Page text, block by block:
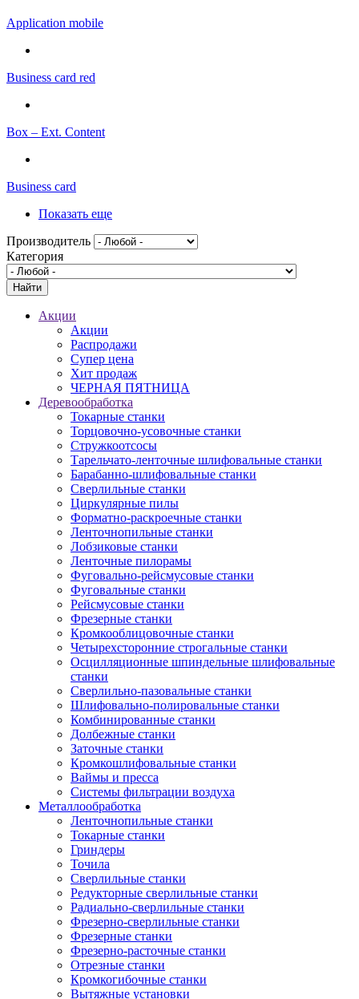
Application mobile
Business card red
Box – Ext. Content
Business card
Показать еще
Производитель
Категория
Акции
Акции
Распродажи
Супер цена
Хит продаж
ЧЕРНАЯ ПЯТНИЦА
Деревообработка
Токарные станки
Торцовочно-усовочные станки
Стружкоотсосы
Тарельчато-ленточные шлифовальные станки
Барабанно-шлифовальные станки
Сверлильные станки
Циркулярные пилы
Форматно-раскроечные станки
Ленточнопильные станки
Лобзиковые станки
Ленточные пилорамы
Фуговально-рейсмусовые станки
Фуговальные станки
Рейсмусовые станки
Фрезерные станки
Кромкооблицовочные станки
Четырехсторонние строгальные станки
Осцилляционные шпиндельные шлифовальные
станки
Сверлильно-пазовальные станки
Шлифовально-полировальные станки
Комбинированные станки
Долбежные станки
Заточные станки
Кромкошлифовальные станки
Ваймы и пресса
Системы фильтрации воздуха
Металлообработка
Ленточнопильные станки
Токарные станки
Гриндеры
Точила
Сверлильные станки
Редукторные сверлильные станки
Радиально-сверлильные станки
Фрезерно-сверлильные станки
Фрезерные станки
Фрезерно-расточные станки
Отрезные станки
Кромкогибочные станки
Вытяжные установки